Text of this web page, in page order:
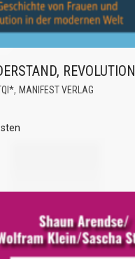
REVOLUTION
, MANIFEST VERLAG